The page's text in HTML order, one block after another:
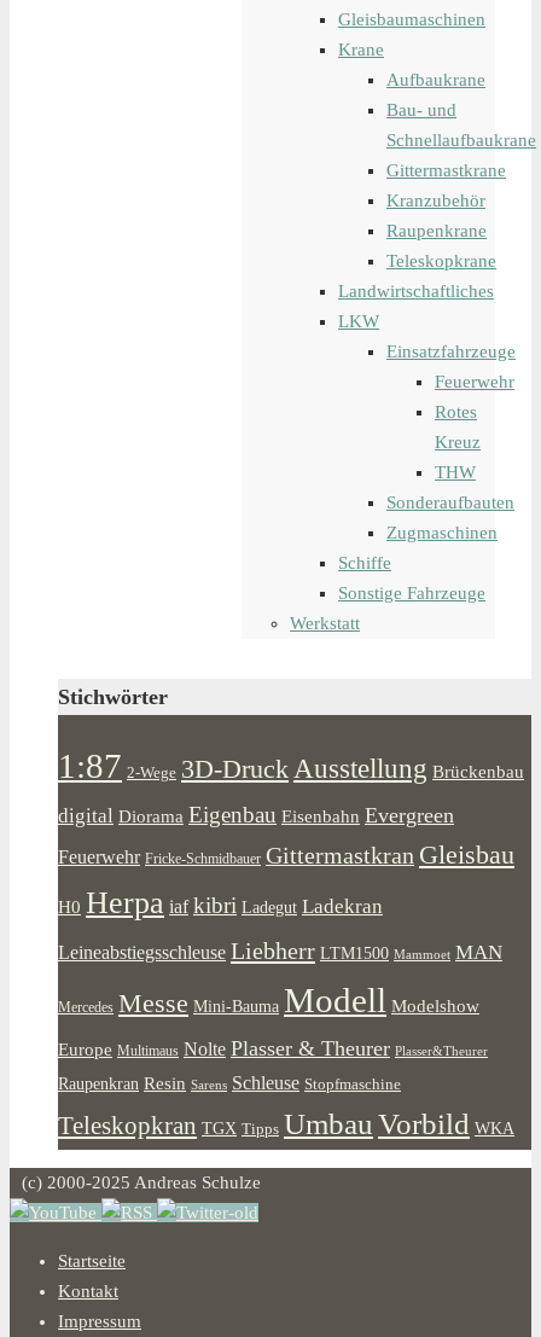
Gleisbaumaschinen
Krane
Aufbaukrane
Bau- und
Schnellaufbaukrane
Gittermastkrane
Kranzubehör
Raupenkrane
Teleskopkrane
Landwirtschaftliches
LKW
Einsatzfahrzeuge
Feuerwehr
Rotes
Kreuz
THW
Sonderaufbauten
Zugmaschinen
Schiffe
Sonstige Fahrzeuge
Werkstatt
Stichwörter
1:87 2-Wege 3D-DruckAusstellung Brückenbau
digital Diorama Eigenbau Eisenbahn Evergreen
Feuerwehr Fricke-Schmidbauer Gittermastkran Gleisbau
H0 Herpa iaf kibri Ladegut Ladekran
Leineabstiegsschleuse Liebherr LTM1500 Mammoet MAN
Mercedes Messe Mini-Bauma Modell Modelshow
Europe Multimaus Nolte Plasser & Theurer Plasser&Theurer
Raupenkran Resin Sarens Schleuse Stopfmaschine
Teleskopkran TGX Tipps Umbau Vorbild WKA
(c) 2000-2025 Andreas Schulze
Startseite
Kontakt
Impressum